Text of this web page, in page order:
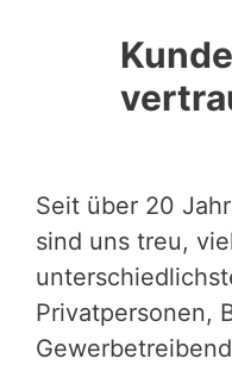
Seit über 20
sind uns treu,
Privatpersonen,